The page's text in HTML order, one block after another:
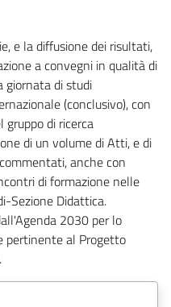
e la diffusione dei risultati,
a convegni in qualità di
giornata di studi
(conclusivo), con
gruppo di ricerca
di un volume di Atti, e di
anche con
di formazione nelle
Sezione Didattica.
2030 per lo
pertinente al Progetto